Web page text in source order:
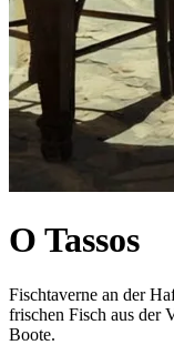
O Tassos
Fischtaverne an der
frischen Fisch aus der
Boote.